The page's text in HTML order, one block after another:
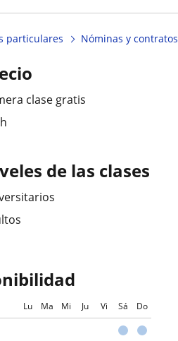
particulares Nóminas y contratos
clase gratis
de las clases
Lu Ma Mi Ju Vi Sá Do